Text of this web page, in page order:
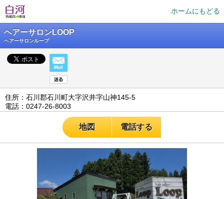
ホームにもどる
ヘアーサロンLOOP
ヘアーサロンループ
住所：石川郡石川町大字沢井字山神145-5
電話：0247-26-8003
地図 電話する